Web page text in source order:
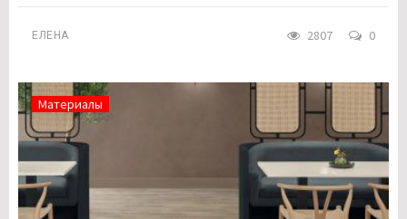
ЕЛЕНА 2807 0
Материалы